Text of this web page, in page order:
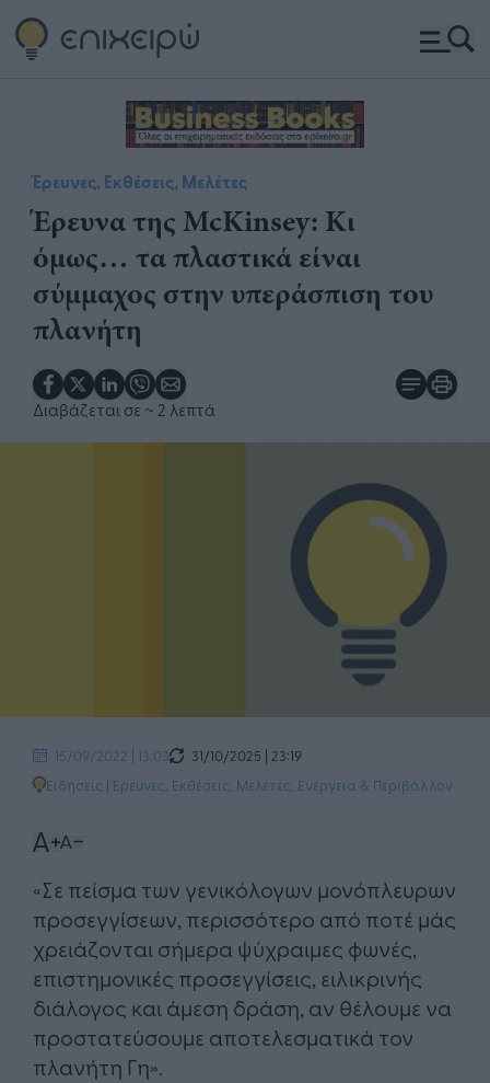
Έρευνες, Εκθέσεις, Μελέτες
Έρευνα της McKinsey: ​Κι
όμως… τα πλαστικά είναι
σύμμαχος στην υπεράσπιση του
πλανήτη
Διαβάζεται σε ~ 2 λεπτά
15/09/2022 | 13:03
31/10/2025 | 23:19
Ειδήσεις |Έρευνες, Εκθέσεις, Μελέτες Ενέργεια & Περιβάλλον
«Σε πείσμα των γενικόλογων μονόπλευρων
προσεγγίσεων, περισσότερο από ποτέ μάς
χρειάζονται σήμερα ψύχραιμες φωνές,
επιστημονικές προσεγγίσεις, ειλικρινής
διάλογος και άμεση δράση, αν θέλουμε να
προστατεύσουμε αποτελεσματικά τον
πλανήτη Γη».